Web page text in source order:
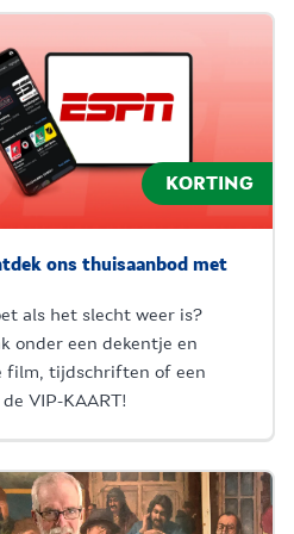
KORTING
ons thuisaanbod met
als het slecht weer is?
onder een dekentje en
film, tijdschriften of een
VIP-KAART!